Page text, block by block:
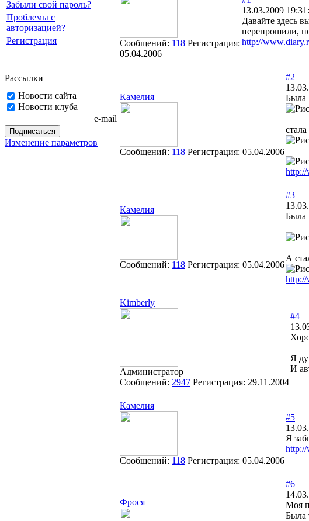
Забыли свой пароль?
Проблемы с
авторизацией?
Регистрация
Рассылки
Новости сайта
Новости клуба
e-mail
Изменение параметров
Сообщений: 118 Регистрация:
05.04.2006
13.03.2009
Давайте здесь
перепрошили,
http://
Камелия
Сообщений: 118 Регистрация: 05.04.2006
#2
Была
Камелия
Сообщений: 118 Регистрация: 05.04.2006
#3
Была
А
Kimberly
Администратор
Сообщений: 2947 Регистрация: 29.11.2004
#4
Я
И
Камелия
Сообщений: 118 Регистрация: 05.04.2006
#5
Я
Фрося
#6
Моя
Была